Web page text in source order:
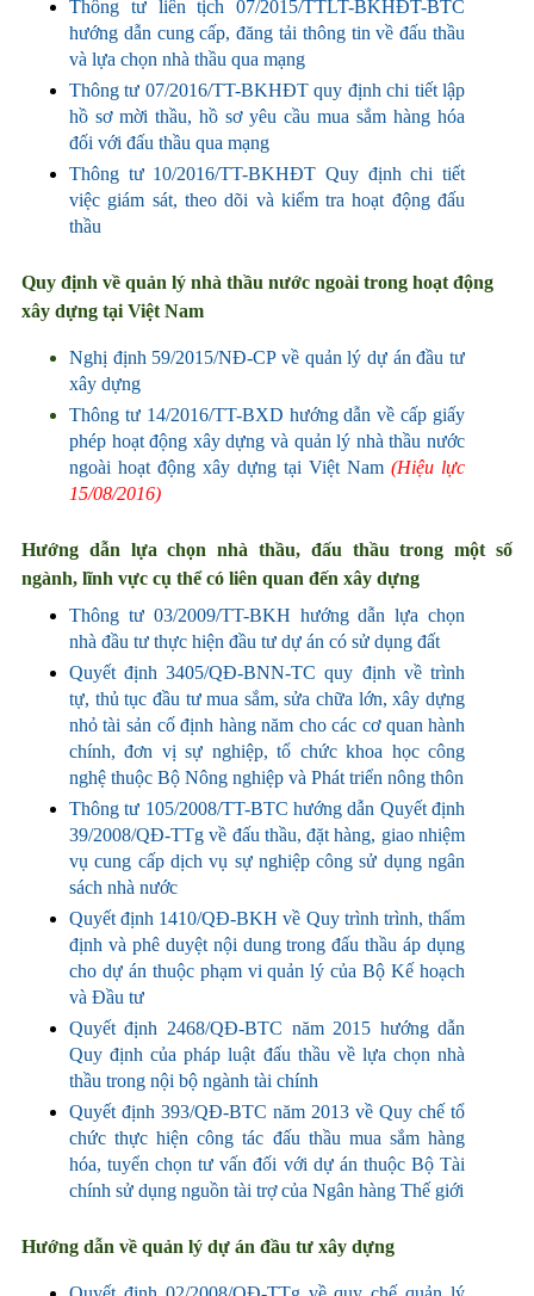
Thông tư liên tịch 07/2015/TTLT-BKHĐT-BTC
hướng dẫn cung cấp, đăng tải thông tin về đấu thầu
và lựa chọn nhà thầu qua mạng
Thông tư 07/2016/TT-BKHĐT quy định chi tiết lập
hồ sơ mời thầu, hồ sơ yêu cầu mua sắm hàng hóa
đối với đấu thầu qua mạng
Thông tư 10/2016/TT-BKHĐT Quy định chi tiết
việc giám sát, theo dõi và kiểm tra hoạt động đấu
thầu
Quy định về quản lý nhà thầu nước ngoài trong hoạt động
xây dựng tại Việt Nam
Nghị định 59/2015/NĐ-CP về quản lý dự án đầu tư
xây dựng
Thông tư 14/2016/TT-BXD hướng dẫn về cấp giấy
phép hoạt động xây dựng và quản lý nhà thầu nước
ngoài hoạt động xây dựng tại Việt Nam (Hiệu lực
15/08/2016)
Hướng dẫn lựa chọn nhà thầu, đấu thầu trong một số
ngành, lĩnh vực cụ thể có liên quan đến xây dựng
Thông tư 03/2009/TT-BKH hướng dẫn lựa chọn
nhà đầu tư thực hiện đầu tư dự án có sử dụng đất
Quyết định 3405/QĐ-BNN-TC quy định về trình
tự, thủ tục đầu tư mua sắm, sửa chữa lớn, xây dựng
nhỏ tài sản cố định hàng năm cho các cơ quan hành
chính, đơn vị sự nghiệp, tổ chức khoa học công
nghệ thuộc Bộ Nông nghiệp và Phát triển nông thôn
Thông tư 105/2008/TT-BTC hướng dẫn Quyết định
39/2008/QĐ-TTg về đấu thầu, đặt hàng, giao nhiệm
vụ cung cấp dịch vụ sự nghiệp công sử dụng ngân
sách nhà nước
Quyết định 1410/QĐ-BKH về Quy trình trình, thẩm
định và phê duyệt nội dung trong đấu thầu áp dụng
cho dự án thuộc phạm vi quản lý của Bộ Kế hoạch
và Đầu tư
Quyết định 2468/QĐ-BTC năm 2015 hướng dẫn
Quy định của pháp luật đấu thầu về lựa chọn nhà
thầu trong nội bộ ngành tài chính
Quyết định 393/QĐ-BTC năm 2013 về Quy chế tổ
chức thực hiện công tác đấu thầu mua sắm hàng
hóa, tuyển chọn tư vấn đối với dự án thuộc Bộ Tài
chính sử dụng nguồn tài trợ của Ngân hàng Thế giới
Hướng dẫn về quản lý dự án đầu tư xây dựng